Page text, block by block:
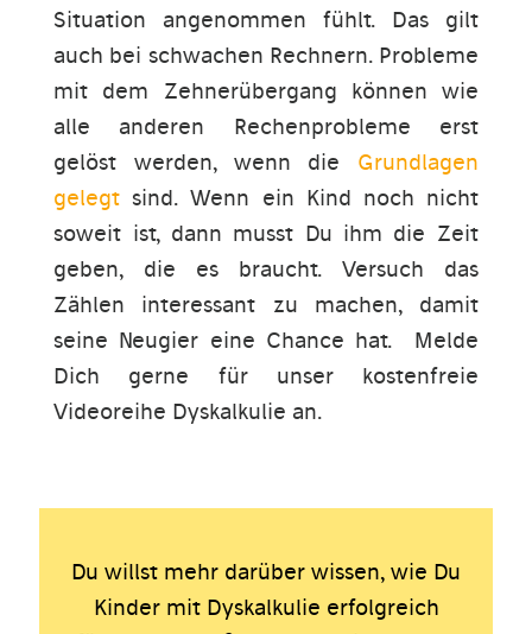
Situation angenommen fühlt. Das gilt
auch bei schwachen Rechnern. Probleme
mit dem Zehnerübergang können wie
alle anderen Rechenprobleme erst
gelöst werden, wenn die Grundlagen
gelegt sind. Wenn ein Kind noch nicht
soweit ist, dann musst Du ihm die Zeit
geben, die es braucht. Versuch das
Zählen interessant zu machen, damit
seine Neugier eine Chance hat. Melde
Dich gerne für unser kostenfreie
Videoreihe Dyskalkulie an.
Du willst mehr darüber wissen, wie Du
Kinder mit Dyskalkulie erfolgreich